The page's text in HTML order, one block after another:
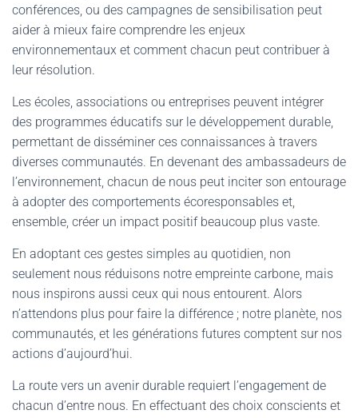
conférences, ou des campagnes de sensibilisation peut
aider à mieux faire comprendre les enjeux
environnementaux et comment chacun peut contribuer à
leur résolution.
Les écoles, associations ou entreprises peuvent intégrer
des programmes éducatifs sur le développement durable,
permettant de disséminer ces connaissances à travers
diverses communautés. En devenant des ambassadeurs de
l’environnement, chacun de nous peut inciter son entourage
à adopter des comportements écoresponsables et,
ensemble, créer un impact positif beaucoup plus vaste.
En adoptant ces gestes simples au quotidien, non
seulement nous réduisons notre empreinte carbone, mais
nous inspirons aussi ceux qui nous entourent. Alors
n’attendons plus pour faire la différence ; notre planète, nos
communautés, et les générations futures comptent sur nos
actions d’aujourd’hui.
La route vers un avenir durable requiert l’engagement de
chacun d’entre nous. En effectuant des choix conscients et